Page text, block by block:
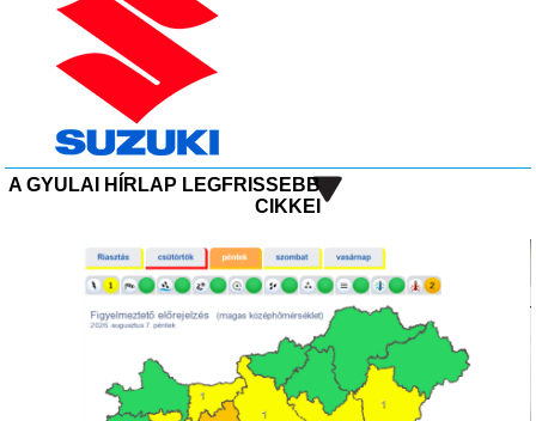
A GYULAI HÍRLAP LEGFRISSEBB
CIKKEI